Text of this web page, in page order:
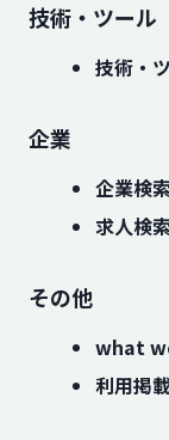
技術・ツール
技術・
企業
企業検索
求人検索
その他
what
利用掲